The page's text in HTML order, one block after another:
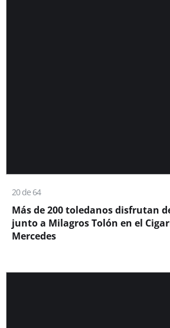
20 de 64
Más de 200 toledanos disfrutan
junto a Milagros Tolón en el
Mercedes